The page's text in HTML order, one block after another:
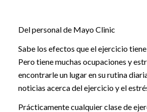
Del personal de Mayo Clinic
Sabe los efectos que el ejercicio
Pero tiene muchas ocupaciones y
encontrarle un lugar en su rutina
noticias acerca del ejercicio y el
Prácticamente cualquier clase de